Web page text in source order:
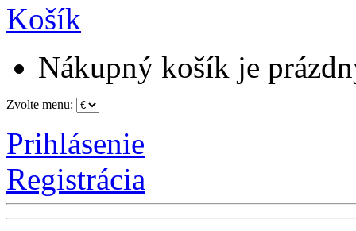
Košík
Nákupný košík je
Zvolte menu:
Prihlásenie
Registrácia